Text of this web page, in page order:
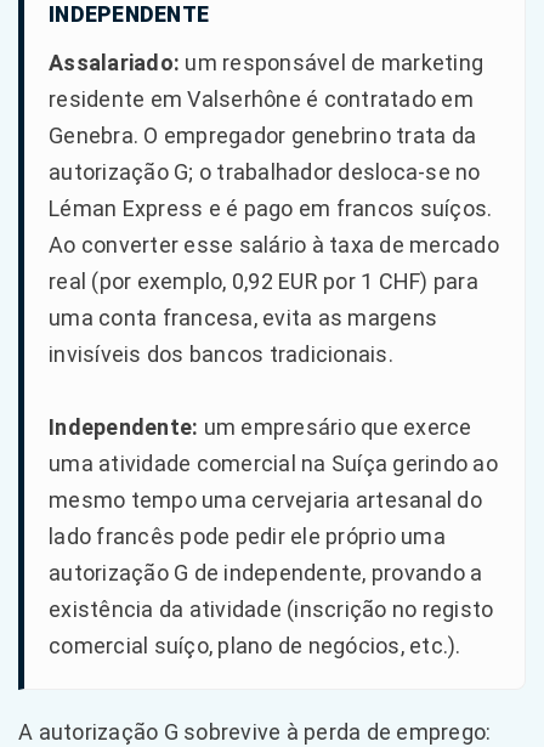
INDEPENDENTE
Assalariado: um responsável de marketing
residente em Valserhône é contratado em
Genebra. O empregador genebrino trata da
autorização G; o trabalhador desloca-se no
Léman Express e é pago em francos suíços.
Ao converter esse salário à taxa de mercado
real (por exemplo, 0,92 EUR por 1 CHF) para
uma conta francesa, evita as margens
invisíveis dos bancos tradicionais.
Independente: um empresário que exerce
uma atividade comercial na Suíça gerindo ao
mesmo tempo uma cervejaria artesanal do
lado francês pode pedir ele próprio uma
autorização G de independente, provando a
existência da atividade (inscrição no registo
comercial suíço, plano de negócios, etc.).
A autorização G sobrevive à perda de emprego: